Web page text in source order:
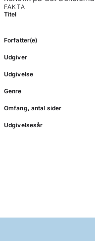
FAKTA
Titel
Forfatter(e)
Udgiver
Udgivelse
Genre
Omfang, antal sider
Udgivelsesår